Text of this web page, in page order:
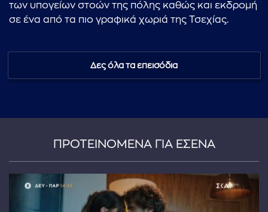
των υπογείων στοών της πόλης καθώς και εκδρομή
σε ένα από τα πιο γραφικά χωριά της Τσεχίας.
Δες όλα τα επεισόδια
ΠΡΟΤΕΙΝΟΜΕΝΑ ΓΙΑ ΕΣΕΝΑ